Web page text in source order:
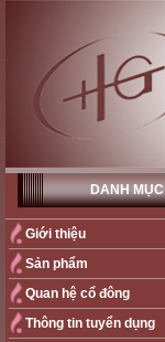
DANH MỤC
Giới thiệu
Sản phẩm
Quan hệ cổ đông
Thông tin tuyển dụng